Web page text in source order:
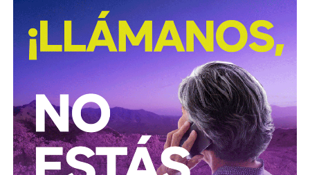
David Martínez es apodado coloquialmente como “El
Fantasma de Wall Street
”, y ha adquirido un poder
inmenso en Latinoamérica, especialmente en Argentina,
donde ha servido como negociador para la deuda nacional
y en 2017, fue considerado por Forbes como el hombre
más rico de dicho país. El regiomontano tiene un historial
documentado de tomar control de empresas en
dificultades financieras a partir de deuda: lo hizo con la